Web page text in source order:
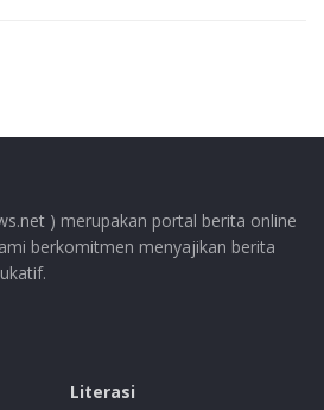
) merupakan portal berita online
berkomitmen menyajikan berita
Literasi